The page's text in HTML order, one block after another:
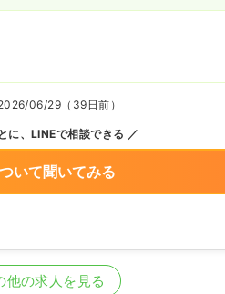
06/29（39日前）
に、LINEで相談できる
いて聞いてみる
他の求人を見る